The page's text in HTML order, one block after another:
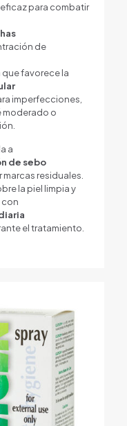
para combatir
de
que favorece la
imperfecciones,
moderado o
a
de sebo
marcas residuales.
la piel limpia y
con
el tratamiento.